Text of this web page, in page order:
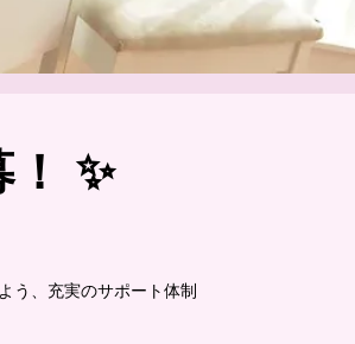
✨
う、充実のサポート体制